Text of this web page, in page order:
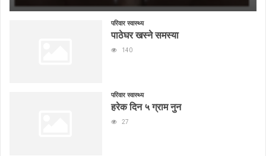
परिवार स्वास्थ्य
पाठेघर खस्ने समस्या
140
परिवार स्वास्थ्य
हरेक दिन ५ ग्राम नुन
27